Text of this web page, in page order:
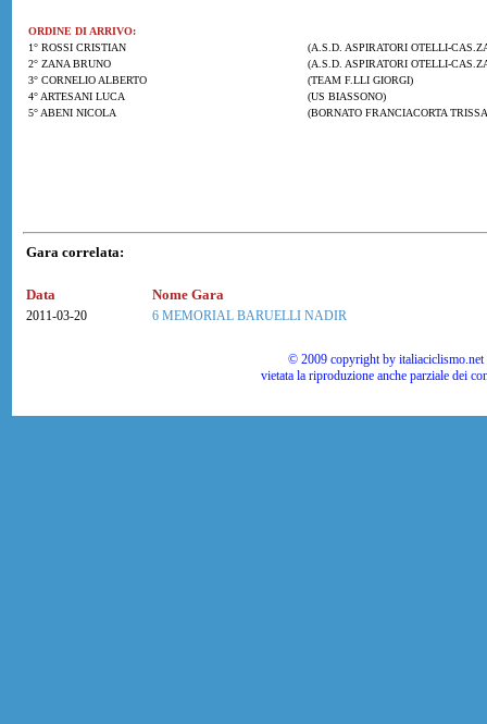
ORDINE DI ARRIVO:
1° ROSSI CRISTIAN
(A.S.D. ASPIRATORI OTELLI-
2° ZANA BRUNO
(A.S.D. ASPIRATORI OTELLI-
3° CORNELIO ALBERTO
(TEAM F.LLI GIORGI)
4° ARTESANI LUCA
(US BIASSONO)
5° ABENI NICOLA
(BORNATO FRANCIACORTA
Gara correlata:
Data Nome Gara
2011-03-20 6 MEMORIAL BARUELLI NADIR
© 2009 copyright by
vietata la riproduzione anche parziale dei